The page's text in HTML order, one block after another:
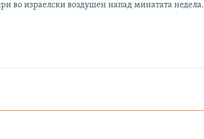
во израелски воздушен напад минатата недела.